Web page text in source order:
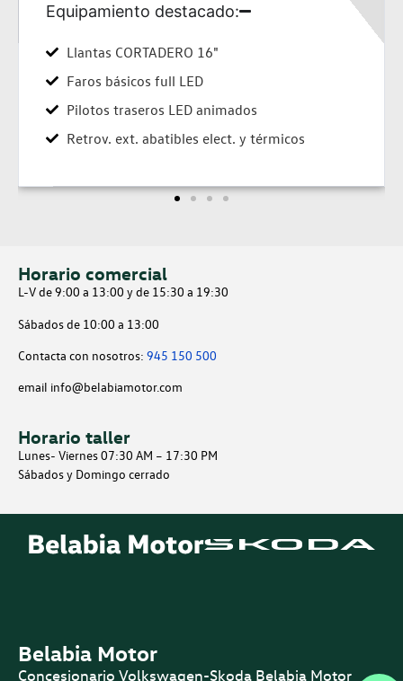
Equipamiento destacado:
Sunset (cristales tintados)
Luneta larga con spoiler
Molduras de las ventanas cromadas
Elevalunas elect. traseros
Horario comercial
L-V de 9:00 a 13:00 y de 15:30 a 19:30
Sábados de 10:00 a 13:00
Contacta con nosotros: 945 150 500
email info@belabiamotor.com
Horario taller
Lunes- Viernes07:30 AM – 17:30 PM
Sábados y Domingo cerrado
Belabia Motor
Concesionario Volkswagen-Skoda Belabia Motor